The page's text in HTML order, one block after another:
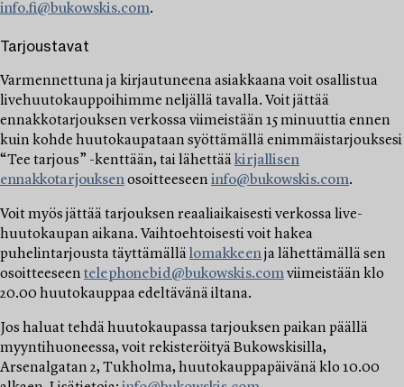
info.fi@bukowskis.com.
Tarjoustavat
Varmennettuna ja kirjautuneena asiakkaana voit osallistua
livehuutokauppoihimme neljällä tavalla. Voit jättää
ennakkotarjouksen verkossa viimeistään 15 minuuttia ennen
kuin kohde huutokaupataan syöttämällä enimmäistarjouksesi
“Tee tarjous” -kenttään, tai lähettääkirjallisen
ennakkotarjouksenosoitteeseen info@bukowskis.com.
Voit myös jättää tarjouksen reaaliaikaisesti verkossa live-
huutokaupan aikana. Vaihtoehtoisesti voit hakea
puhelintarjousta täyttämällälomakkeenja lähettämällä sen
osoitteeseen telephonebid@bukowskis.comviimeistään klo
20.00 huutokauppaa edeltävänä iltana.
Jos haluat tehdä huutokaupassa tarjouksen paikan päällä
myyntihuoneessa, voit rekisteröityä Bukowskisilla,
Arsenalgatan 2, Tukholma, huutokauppapäivänä klo 10.00